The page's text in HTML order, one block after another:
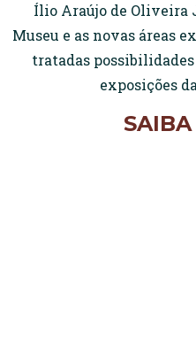
Ílio Araújo de Oliveira
Museu e as novas áreas
tratadas
exposições